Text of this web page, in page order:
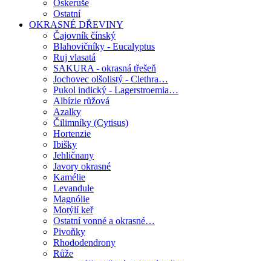
Oskeruše
Ostatní
OKRASNÉ DŘEVINY
Čajovník čínský
Blahovičníky - Eucalyptus
Ruj vlasatá
SAKURA - okrasná třešeň
Jochovec olšolistý - Clethra…
Pukol indický - Lagerstroemia…
Albízie růžová
Azalky
Čilimníky (Cytisus)
Hortenzie
Ibišky
Jehličnany
Javory okrasné
Kamélie
Levandule
Magnólie
Motýlí keř
Ostatní vonné a okrasné…
Pivoňky
Rhododendrony
Růže